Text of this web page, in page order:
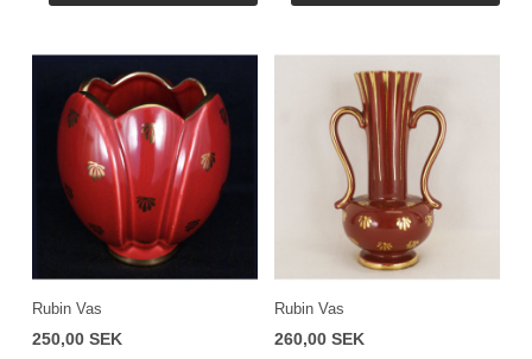
Rubin Vas
250,00 SEK
Rubin Vas
260,00 SEK